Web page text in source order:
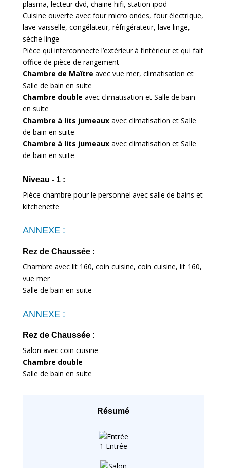
plasma, lecteur dvd, chaine hifi, station ipod
Cuisine ouverte avec four micro ondes, four électrique,
lave vaisselle, congélateur, réfrigérateur, lave linge,
sèche linge
Pièce qui interconnecte l’extérieur à l’intérieur et qui fait
office de pièce de rangement
Chambre de Maître avec vue mer, climatisation et
Salle de bain en suite
Chambre double avec climatisation et Salle de bain
en suite
Chambre à lits jumeauxavec climatisation et Salle
de bain en suite
Chambre à lits jumeauxavec climatisation et Salle
de bain en suite
Niveau - 1 :
Pièce chambre pour le personnel avec salle de bains et
kitchenette
ANNEXE :
Rez de Chaussée :
Chambre avec lit 160, coin cuisine, coin cuisine, lit 160,
vue mer
Salle de bain en suite
ANNEXE :
Rez de Chaussée :
Salon avec coin cuisine
Chambre double
Salle de bain en suite
Résumé
1 Entrée